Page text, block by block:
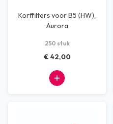
Korffilters voor B5 (HW),
Aurora
250 stuk
€ 42,00